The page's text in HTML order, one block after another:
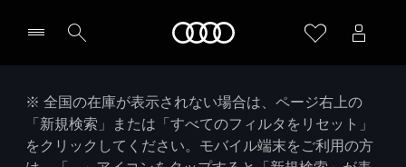
※ 全国の在庫が表示されない場合は、ページ右上の
「新規検索」または「すべてのフィルタをリセット」
をクリックしてください。モバイル端末をご利用の方